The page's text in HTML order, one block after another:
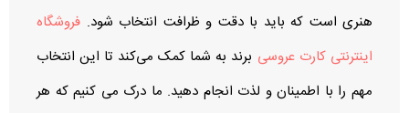
هنری است که باید با دقت و ظرافت انتخاب شود. فروشگاه
اینترنتی کارت عروسی برند به شما کمک می‌کند تا این انتخاب
مهم را با اطمینان و لذت انجام دهید. ما درک می‌ کنیم که هر